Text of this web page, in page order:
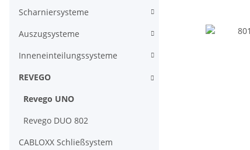
Scharniersysteme
Auszugsysteme
Inneneinteilungssysteme
REVEGO
Revego UNO
Revego DUO 802
CABLOXX Schließsystem